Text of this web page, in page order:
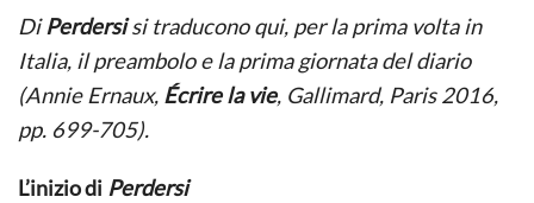
DiPerdersisi traducono qui, per la prima volta in
Italia, il preambolo e la prima giornata del diario
(Annie Ernaux, Écrire la vie, Gallimard, Paris 2016,
pp. 699-705).
L’inizio di Perdersi